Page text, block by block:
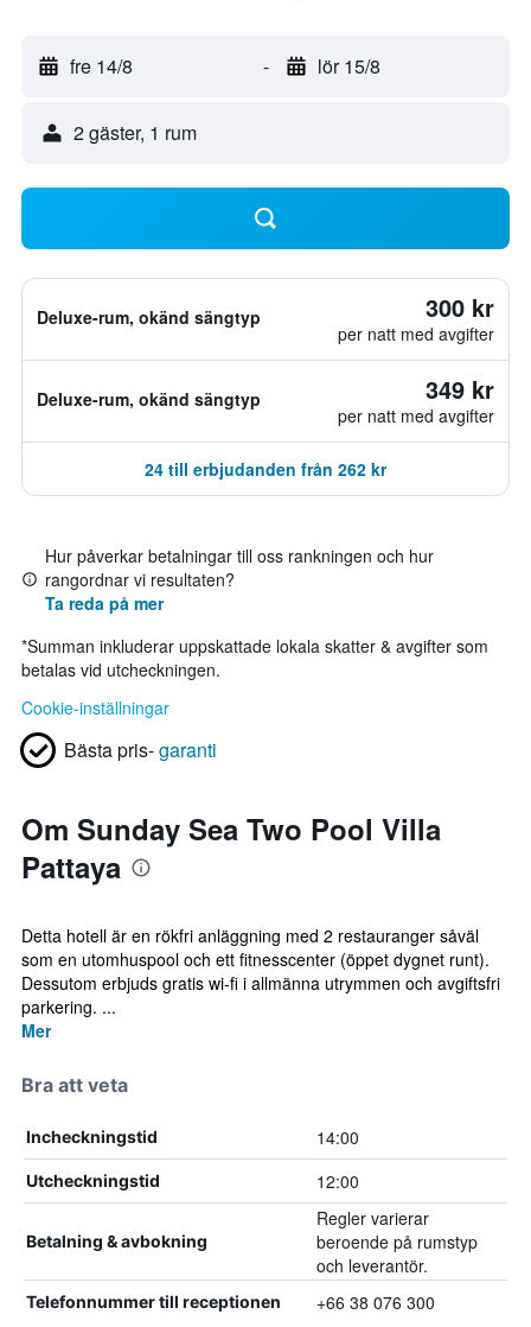
fre 14/8 - lör 15/8
2 gäster, 1 rum
Deluxe-rum, okänd sängtyp 300 kr
per natt med avgifter
Deluxe-rum, okänd sängtyp 349 kr
per natt med avgifter
24 till erbjudanden från 262 kr
Hur påverkar betalningar till oss rankningen och hur
rangordnar vi resultaten?
Ta reda på mer
*Summan inkluderar uppskattade lokala skatter & avgifter som
betalas vid utcheckningen.
Cookie-inställningar
Bästa pris-garanti
Om Sunday Sea Two Pool Villa
Pattaya
Detta hotell är en rökfri anläggning med 2 restauranger såväl
som en utomhuspool och ett fitnesscenter (öppet dygnet runt).
Dessutom erbjuds gratis wi-fi i allmänna utrymmen och avgiftsfri
parkering. ...
Mer
Bra att veta
Incheckningstid 14:00
Utcheckningstid 12:00
Betalning & avbokning
Regler varierar
beroende på rumstyp
och leverantör.
Telefonnummer till receptionen +66 38 076 300